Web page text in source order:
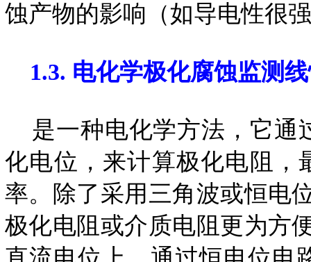
蚀产物的影响（如导电性很
1.3. 电化学极化腐蚀监测
是一种电化学方法，它通
化电位，来计算极化电阻，
率。除了采用三角波或恒电
极化电阻或介质电阻更为方